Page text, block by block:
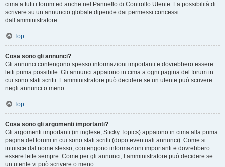
cima a tutti i forum ed anche nel Pannello di Controllo Utente. La possibilità di
scrivere su un annuncio globale dipende dai permessi concessi
dall’amministratore.
Top
Cosa sono gli annunci?
Gli annunci contengono spesso informazioni importanti e dovrebbero essere
letti prima possibile. Gli annunci appaiono in cima a ogni pagina del forum in
cui sono stati scritti. L’amministratore può decidere se un utente può scrivere
negli annunci o meno.
Top
Cosa sono gli argomenti importanti?
Gli argomenti importanti (in inglese, Sticky Topics) appaiono in cima alla prima
pagina del forum in cui sono stati scritti (dopo eventuali annunci). Come si
intuisce dal nome stesso, contengono informazioni importanti e dovrebbero
essere lette sempre. Come per gli annunci, l’amministratore può decidere se
un utente vi può scrivere o meno.